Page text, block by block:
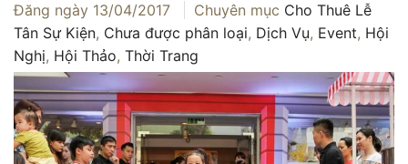
Đăng ngày 13/04/2017 Chuyên mục Cho Thuê Lễ
Tân Sự Kiện, Chưa được phân loại, Dịch Vụ, Event, Hội
Nghị, Hội Thảo, Thời Trang